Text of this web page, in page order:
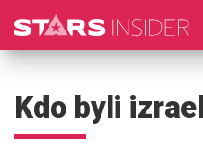
Kdo byli